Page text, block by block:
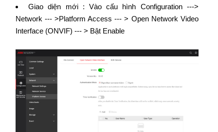
Giao diện mới : Vào cấu hình Configuration --->
Network --- >Platform Access --- > Open Network Video
Interface (ONVIF) --- > Bật Enable